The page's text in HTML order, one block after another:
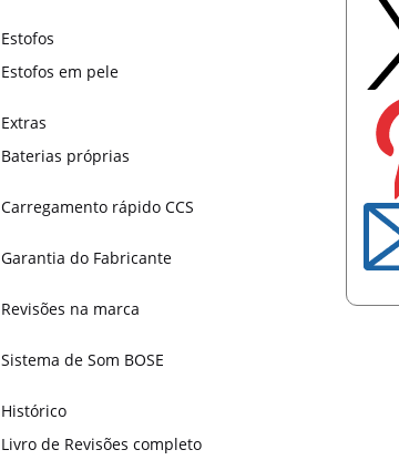
Estofos
Estofos em pele
Extras
Baterias próprias
Carregamento rápido CCS
Garantia do Fabricante
Revisões na marca
Sistema de Som BOSE
Histórico
Livro de Revisões completo